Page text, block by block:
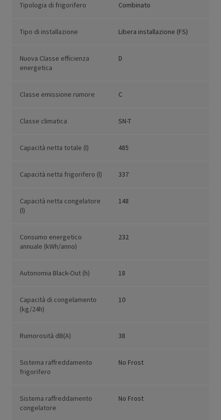
Tipologia di frigorifero Combinato
Tipo di installazione Libera installazione (FS)
Nuova Classe efficienza
energetica
D
Classe emissione rumore C
Classe climatica SN-T
Capacità netta totale (l) 485
Capacità netta frigorifero (l) 337
Capacità netta congelatore
(l)
148
Consumo energetico
annuale (kWh/anno)
232
Autonomia Black-Out (h) 18
Capacità di congelamento
(kg/24h)
10
Rumorosità dB(A) 38
Sistema raffreddamento
frigorifero
No Frost
Sistema raffreddamento
congelatore
No Frost